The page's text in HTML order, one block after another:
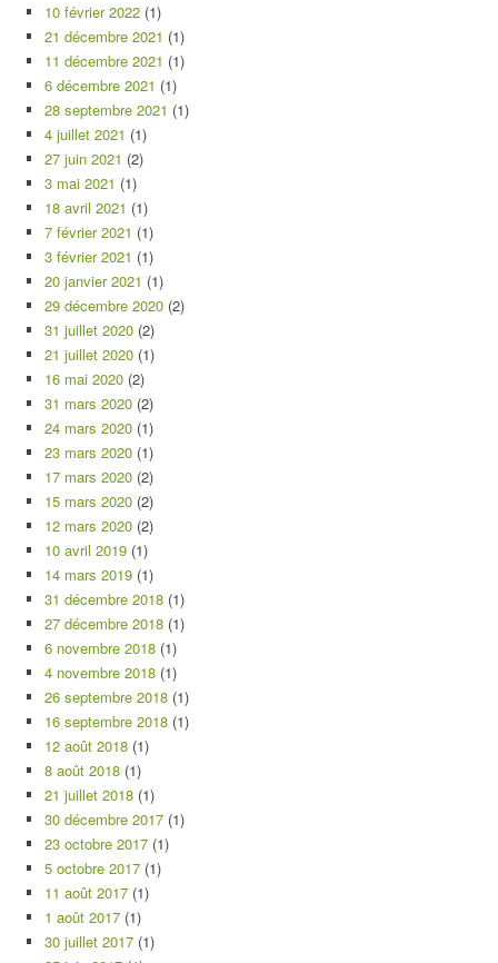
10 février 2022 (1)
21 décembre 2021 (1)
11 décembre 2021 (1)
6 décembre 2021 (1)
28 septembre 2021 (1)
4 juillet 2021 (1)
27 juin 2021 (2)
3 mai 2021 (1)
18 avril 2021 (1)
7 février 2021 (1)
3 février 2021 (1)
20 janvier 2021 (1)
29 décembre 2020 (2)
31 juillet 2020 (2)
21 juillet 2020 (1)
16 mai 2020 (2)
31 mars 2020 (2)
24 mars 2020 (1)
23 mars 2020 (1)
17 mars 2020 (2)
15 mars 2020 (2)
12 mars 2020 (2)
10 avril 2019 (1)
14 mars 2019 (1)
31 décembre 2018 (1)
27 décembre 2018 (1)
6 novembre 2018 (1)
4 novembre 2018 (1)
26 septembre 2018 (1)
16 septembre 2018 (1)
12 août 2018 (1)
8 août 2018 (1)
21 juillet 2018 (1)
30 décembre 2017 (1)
23 octobre 2017 (1)
5 octobre 2017 (1)
11 août 2017 (1)
1 août 2017 (1)
30 juillet 2017 (1)